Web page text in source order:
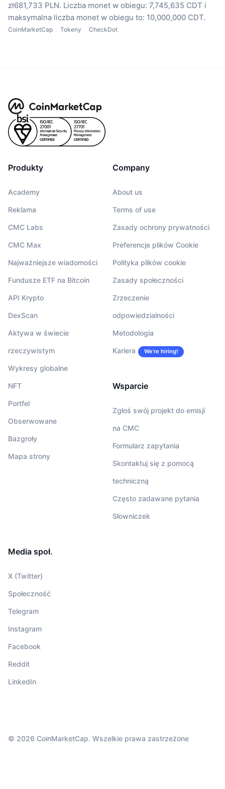
zł681,733 PLN. Liczba monet w obiegu: 7,745,635 CDT i
maksymalna liczba monet w obiegu to: 10,000,000 CDT.
CoinMarketCap Tokeny CheckDot
Produkty
Academy
Reklama
CMC Labs
CMC Max
Najważniejsze wiadomości
Fundusze ETF na Bitcoin
API Krypto
DexScan
Aktywa w świecie
rzeczywistym
Wykresy globalne
NFT
Portfel
Obserwowane
Bazgroły
Mapa strony
Company
About us
Terms of use
Zasady ochrony prywatności
Preferencje plików Cookie
Polityka plików cookie
Zasady społeczności
Zrzeczenie
odpowiedzialności
Metodologia
Kariera We’re hiring!
Wsparcie
Zgłoś swój projekt do emisji
na CMC
Formularz zapytania
Skontaktuj się z pomocą
techniczną
Często zadawane pytania
Słowniczek
Media społ.
X (Twitter)
Społeczność
Telegram
Instagram
Facebook
Reddit
LinkedIn
© 2026 CoinMarketCap. Wszelkie prawa zastrzeżone